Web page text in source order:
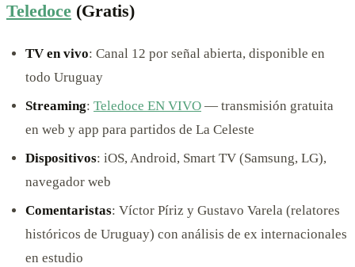
Teledoce (Gratis)
TV en vivo: Canal 12 por señal abierta, disponible en
todo Uruguay
Streaming: Teledoce EN VIVO — transmisión gratuita
en web y app para partidos de La Celeste
Dispositivos: iOS, Android, Smart TV (Samsung, LG),
navegador web
Comentaristas: Víctor Píriz y Gustavo Varela (relatores
históricos de Uruguay) con análisis de ex internacionales
en estudio